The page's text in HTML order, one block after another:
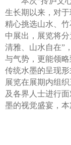
生长期以来，对
精心挑选山水、
中展出，展览将
清雅、山水自在”
与气势，更能领
传统水墨的呈现
展览在展期内组
及各界人士进行
墨的视觉盛宴，本